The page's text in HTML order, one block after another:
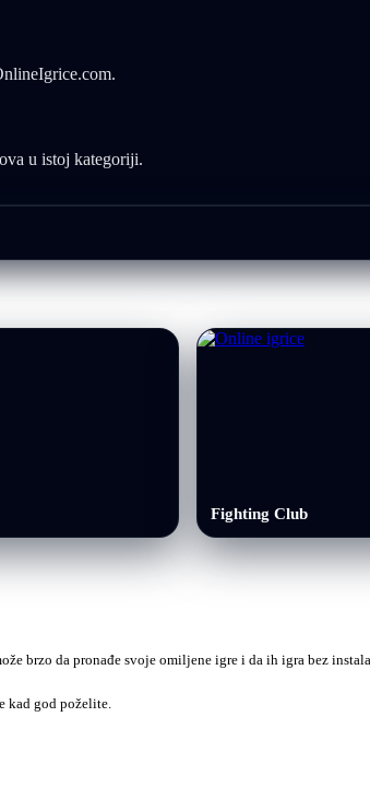
u istoj kategoriji.
Fighting Club
brzo da pronađe svoje omiljene igre i da ih igra bez
kad god poželite.